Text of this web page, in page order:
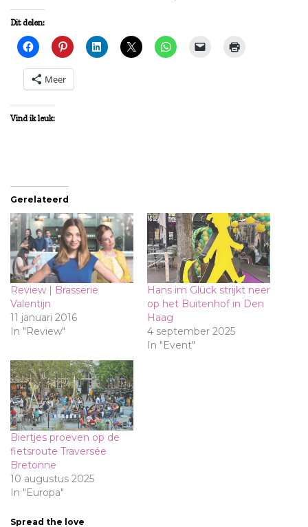
Dit delen:
Meer
Vind ik leuk:
Gerelateerd
Review | Brasserie
Valentijn
11 januari 2016
In "Review"
Hans im Glück strijkt neer
op het Buitenhof in Den
Haag
4 september 2025
In "Event"
Biertjes proeven op de
fietsroute Traversée
Bretonne
10 augustus 2025
In "Europa"
Spread the love